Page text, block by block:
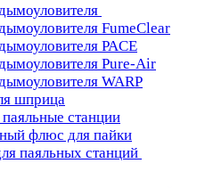
FumeClear
PACE
Pure-Air
WARP
шприца
станции
флюс для пайки
паяльных станций